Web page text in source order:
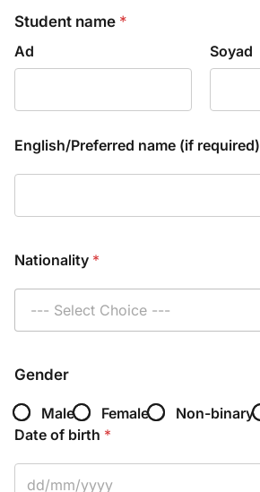
Student name *
Ad
Soyad
English/​Preferred name (if required)
Nationality *
--- Select Choice ---
Gender
Male Female Non-binary
Date of birth *